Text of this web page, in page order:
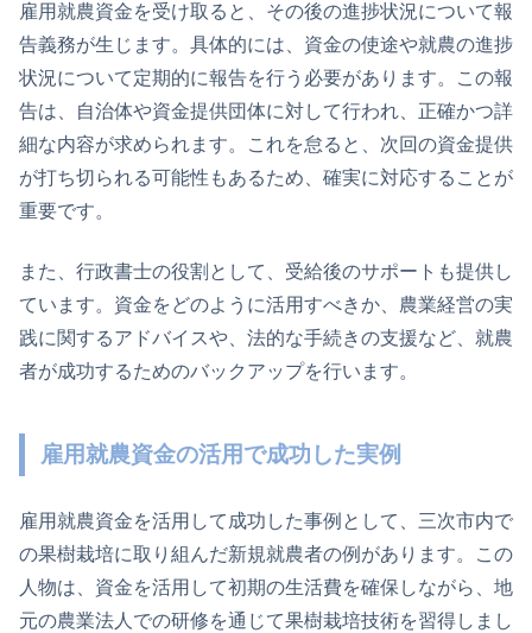
雇用就農資金を受け取ると、その後の進捗状況について報
告義務が生じます。具体的には、資金の使途や就農の進捗
状況について定期的に報告を行う必要があります。この報
告は、自治体や資金提供団体に対して行われ、正確かつ詳
細な内容が求められます。これを怠ると、次回の資金提供
が打ち切られる可能性もあるため、確実に対応することが
重要です。
また、行政書士の役割として、受給後のサポートも提供し
ています。資金をどのように活用すべきか、農業経営の実
践に関するアドバイスや、法的な手続きの支援など、就農
者が成功するためのバックアップを行います。
雇用就農資金の活用で成功した実例
雇用就農資金を活用して成功した事例として、三次市内で
の果樹栽培に取り組んだ新規就農者の例があります。この
人物は、資金を活用して初期の生活費を確保しながら、地
元の農業法人での研修を通じて果樹栽培技術を習得しまし